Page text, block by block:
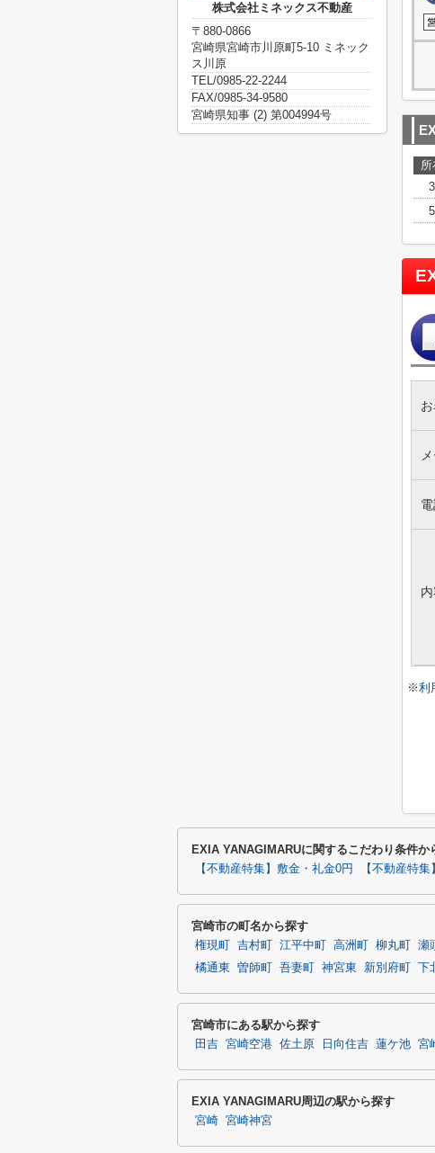
所
※利
株式会社ミネックス不動産
〒880-0866
宮崎県宮崎市川原町5-10 ミネック
ス川原
TEL/0985-22-2244
FAX/0985-34-9580
宮崎県知事 (2) 第004994号
EXIA YANAGIMARUに関するこだわり条件か
【不動産特集】敷金・礼金0円 【不動産特
宮崎市の町名から探す
権現町 吉村町 江平中町 高洲町 柳丸町 瀬
橘通東
曽師町 吾妻町 神宮東 新別府町 下
宮崎市にある駅から探す
田吉 宮崎空港 佐土原 日向住吉 蓮ケ池 宮
EXIA YANAGIMARU周辺の駅から探す
宮崎 宮崎神宮